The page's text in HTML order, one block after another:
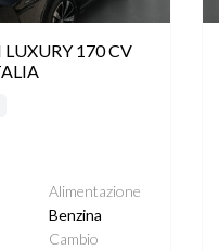
170 CV
Alimentazione
Benzina
Cambio